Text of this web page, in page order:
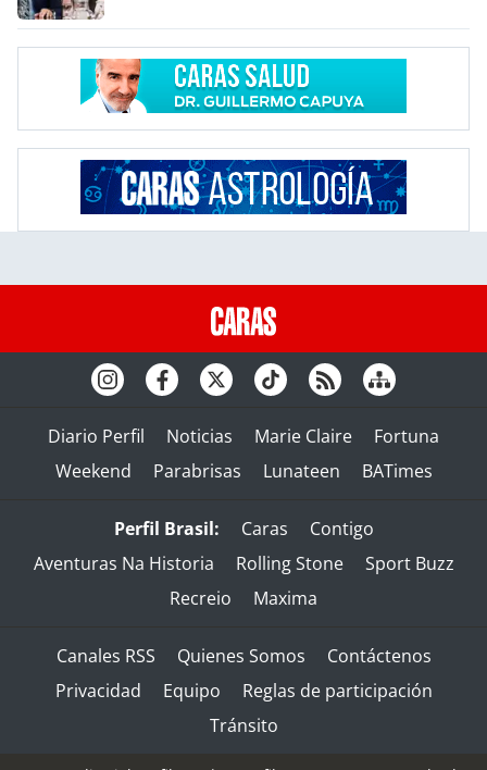
Diario Perfil Noticias Marie Claire
Fortuna
Weekend
Parabrisas Lunateen BATimes
Perfil Brasil: Caras
Contigo
Aventuras Na Historia
Rolling Stone
Sport Buzz
Recreio
Maxima
Canales RSS Quienes Somos
Contáctenos
Privacidad
Equipo
Reglas de participación
Tránsito